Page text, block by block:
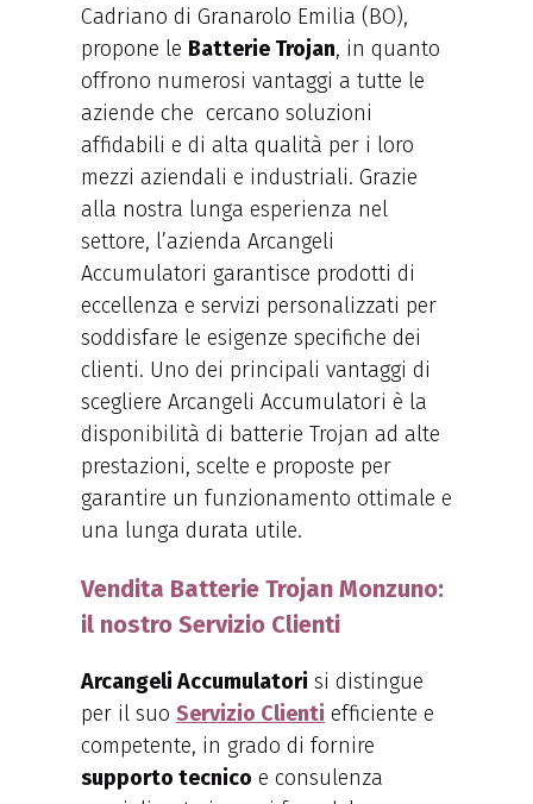
Cadriano di Granarolo Emilia (BO),
propone le Batterie Trojan, in quanto
offrono numerosi vantaggi a tutte le
aziende che cercano soluzioni
affidabili e di alta qualità per i loro
mezzi aziendali e industriali. Grazie
alla nostra lunga esperienza nel
settore, l’azienda Arcangeli
Accumulatori garantisce prodotti di
eccellenza e servizi personalizzati per
soddisfare le esigenze specifiche dei
clienti. Uno dei principali vantaggi di
scegliere Arcangeli Accumulatori è la
disponibilità di batterie Trojan ad alte
prestazioni, scelte e proposte per
garantire un funzionamento ottimale e
una lunga durata utile.
Vendita Batterie Trojan Monzuno:
il nostro Servizio Clienti
Arcangeli Accumulatori si distingue
per il suo Servizio Clienti efficiente e
competente, in grado di fornire
supporto tecnico e consulenza